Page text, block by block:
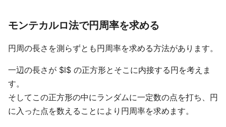
モンテカルロ法で円周率を求める
円周の長さを測らずとも円周率を求める方法があります。
一辺の長さが $l$ の正方形とそこに内接する円を考えま
す。
そしてこの正方形の中にランダムに一定数の点を打ち、円
に入った点を数えることにより円周率を求めます。